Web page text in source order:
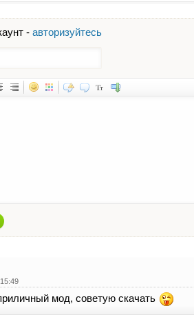
- авторизуйтесь
мод, советую скачать